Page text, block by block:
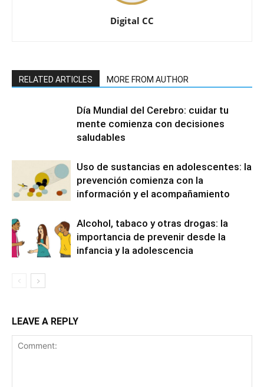
Digital CC
RELATED ARTICLES MORE FROM AUTHOR
Día Mundial del Cerebro: cuidar tu
mente comienza con decisiones
saludables
Uso de sustancias en adolescentes: la
prevención comienza con la
información y el acompañamiento
Alcohol, tabaco y otras drogas: la
importancia de prevenir desde la
infancia y la adolescencia
LEAVE A REPLY